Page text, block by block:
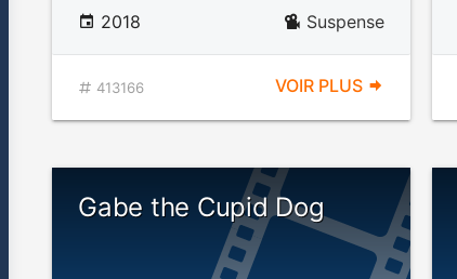
2018 Suspense
413166 VOIR PLUS
Gabe the Cupid Dog